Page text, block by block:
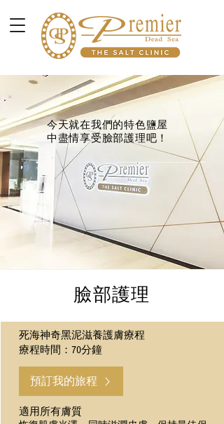
今天就在我們的特色鹽屋
中盡情享受臉部護理吧！
臉部護理
死海神奇黑泥滋養護膚療程
療程時間：70分鐘
適用所有膚質
預訂我的旅程